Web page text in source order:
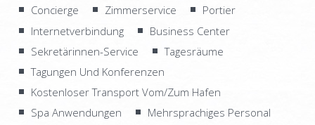
LEISTUNGEN
ORLOFF RESTAURANT
SPETSES
DIE INSEL
Concierge
Zimmerservice
Portier
Internetverbindung
Business Center
Sekretärinnen-Service
Tagesräume
Tagungen Und Konferenzen
Kostenloser Transport Vom/Zum Hafen
Spa Anwendungen
Mehrsprachiges Personal